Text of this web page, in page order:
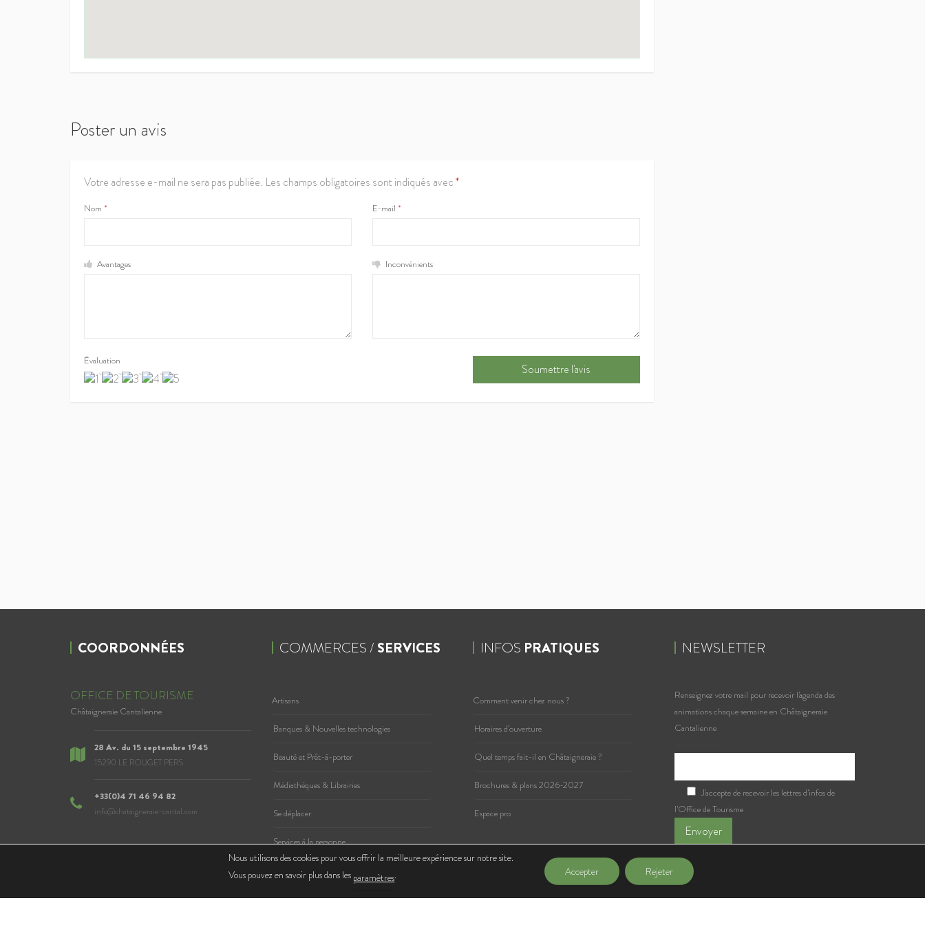
Poster un avis
Votre adresse e-mail ne sera pas publiée. Les champs obligatoires sont indiqués avec*
Nom * E-mail *
Avantages Inconvénients
Évaluation
COORDONNÉES
OFFICE DE TOURISME
Châtaigneraie Cantalienne
28 Av. du 15 septembre 1945
15290 LE ROUGET PERS
+33(0)4 71 46 94 82
info@chataigneraie-cantal.com
COMMERCES / SERVICES
Artisans
Banques & Nouvelles technologies
Beauté et Prêt-à-porter
Médiathèques & Librairies
Se déplacer
Services à la personne
INFOS PRATIQUES
Comment venir chez nous ?
Horaires d’ouverture
Quel temps fait-il en Châtaigneraie ?
Brochures & plans 2026-2027
Espace pro
NEWSLETTER
Renseignez votre mail pour recevoir l'agenda des
animations chaque semaine en Châtaigneraie
Cantalienne
J'accepte de recevoir les lettres d'infos de
l'Office de Tourisme
Nous utilisons des cookies pour vous offrir la meilleure expérience sur notre site.
Vous pouvez en savoir plus dans les paramètres. Accepter Rejeter